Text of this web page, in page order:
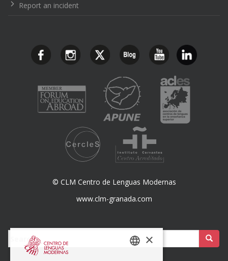
Report an incident
© CLM Centro de Lenguas Modernas
www.clm-granada.com
Buscar: ×